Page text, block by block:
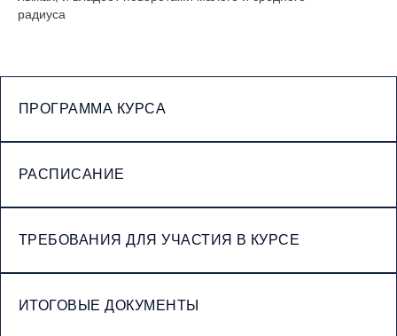
радиуса
ПРОГРАММА КУРСА
РАСПИСАНИЕ
ТРЕБОВАНИЯ ДЛЯ УЧАСТИЯ В КУРСЕ
ИТОГОВЫЕ ДОКУМЕНТЫ